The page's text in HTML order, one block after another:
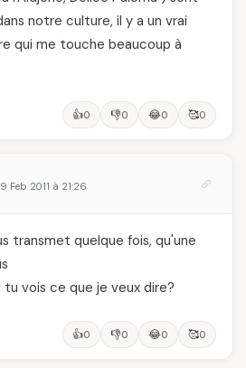
notre culture, il y a un vrai
qui me touche beaucoup à
👍0 👎0 😂0 🥰0
Feb 2011 à 21:26
transmet quelque fois, qu'une
tu vois ce que je veux dire?
👍0 👎0 😂0 🥰0